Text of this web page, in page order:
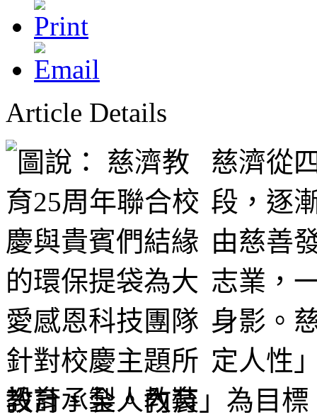
Article Details
慈濟從
段，逐
由慈善
志業，
身影。
定人性
教育、全人教育」為目